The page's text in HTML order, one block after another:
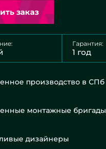
Оформить заказ
Гарантия:
1 год
производство в СПб
монтажные бригады
дизайнеры